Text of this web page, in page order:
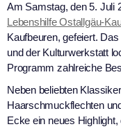
Am Samstag, den 5. Juli
Lebenshilfe Ostallgäu-
Kaufbeuren, gefeiert.
und der Kulturwerkstatt
Programm zahlreiche
Neben beliebten
Haarschmuckflechten
Ecke ein neues